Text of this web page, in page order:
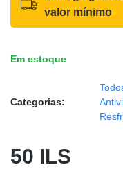
valor mínimo
Em estoque
Categorias:
50 ILS